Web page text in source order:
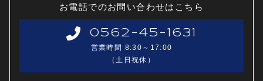
お電話でのお問い合わせはこちら
0562-45-1631
営業時間 8:30～17:00
（土日祝休）